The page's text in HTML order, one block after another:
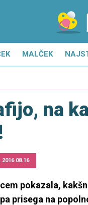
MALČEK
na
2016 08.16
pokazala,
prisega na